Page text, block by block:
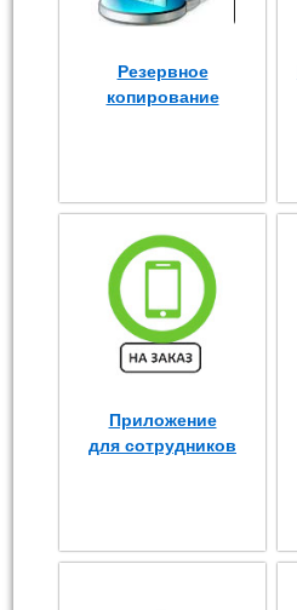
Резервное
копирование
Приложение
для сотрудников